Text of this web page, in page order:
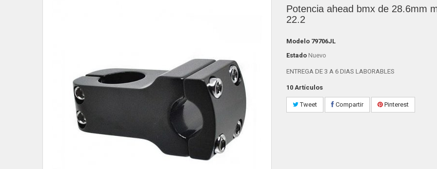
Potencia ahead bmx de 28.6mm
22.2
Modelo 79706JL
Estado Nuevo
ENTREGA DE 3 A 6 DIAS LABORABLES
10 Artículos
Tweet Compartir Pinterest